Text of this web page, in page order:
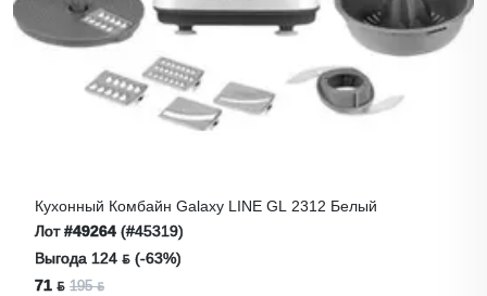
Кухонный Комбайн Galaxy LINE GL 2312 Белый
Лот#49264 (#45319)
Выгода 124 ƃ (-63%)
71 ƃ 195 ƃ